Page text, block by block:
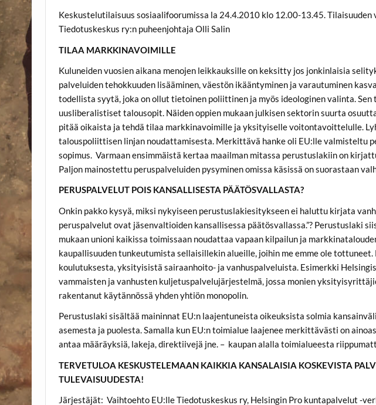
Keskustelutilaisuus sosiaalifoorumissa la 24.4.2010 klo 12.00-13.45. Tilaisuuden
Tiedotuskeskus ry:n puheenjohtaja Olli Salin
TILAA MARKKINAVOIMILLE
Kuluneiden vuosien aikana menojen leikkauksille on keksitty jos jonkinlaisia
palveluiden tehokkuuden lisääminen, väestön ikääntyminen ja varautuminen
todellista syytä, joka on ollut tietoinen poliittinen ja myös ideologinen valinta.
uusliberalistiset talousopit. Näiden oppien mukaan julkisen sektorin suurta
pitää oikaista ja tehdä tilaa markkinavoimille ja yksityiselle voitontavoittelulle.
talouspoliittisen linjan noudattamisesta. Merkittävä hanke oli EU:lle valmisteltu
sopimus. Varmaan ensimmäistä kertaa maailman mitassa perustuslakiin on
Paljon mainostettu peruspalveluiden pysyminen omissa käsissä on suorastaan
PERUSPALVELUT POIS KANSALLISESTA PÄÄTÖSVALLASTA?
Onkin pakko kysyä, miksi nykyiseen perustuslakiesitykseen ei haluttu kirjata
peruspalvelut ovat jäsenvaltioiden kansallisessa päätösvallassa.”? Perustuslaki
mukaan unioni kaikissa toimissaan noudattaa vapaan kilpailun ja
kaupallisuuden tunkeutumista sellaisillekin alueille, joihin me emme ole tottuneet.
koulutuksesta, yksityisistä sairaanhoito- ja vanhuspalveluista. Esimerkki
vammaisten ja vanhusten kuljetuspalvelujärjestelmä, jossa monien
rakentanut käytännössä yhden yhtiön monopolin.
Perustuslaki sisältää maininnat EU:n laajentuneista oikeuksista solmia
asemesta ja puolesta. Samalla kun EU:n toimialue laajenee merkittävästi on
antaa määräyksiä, lakeja, direktiivejä jne. – kaupan alalla toimialueesta
TERVETULOA KESKUSTELEMAAN KAIKKIA KANSALAISIA KOSKEVISTA
TULEVAISUUDESTA!
Järjestäjät: Vaihtoehto EU:lle Tiedotuskeskus ry, Helsingin Pro kuntapalvelut -